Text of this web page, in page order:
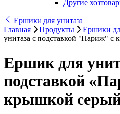
Другие
Ершики для унитаза
Главная
Продукты Ершики
унитаза с подставкой "Париж" с
Ершик для
подставкой
крышкой